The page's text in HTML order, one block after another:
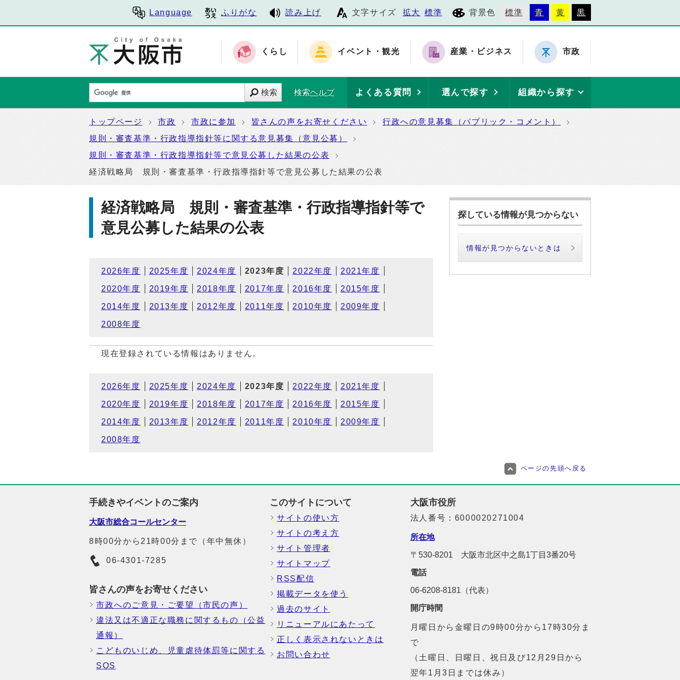
Language ふりがな 読み上げ 文字サイズ 拡大 標準 背景色 標準 青 黄 黒
くらし イベント・観光 産業・ビジネス 市政
検索 検索ヘルプ よくある質問 選んで探す 組織から探す
トップページ 市政 市政に参加 皆さんの声をお寄せください
行政への意見募集（パブリック・コメント）
規則・審査基準・行政指導指針等に関する意見募集（意見公募）
規則・審査基準・行政指導指針等で意見公募した結果の公表
経済戦略局 規則・審査基準・行政指導指針等で意見公募した結果の公表
経済戦略局 規則・審査基準・行政指導指針等で
意見公募した結果の公表
2026年度 2025年度 2024年度 2023年度 2022年度 2021年度
2020年度 2019年度 2018年度 2017年度 2016年度 2015年度
2014年度 2013年度 2012年度 2011年度 2010年度 2009年度
2008年度
現在登録されている情報はありません。
2026年度 2025年度 2024年度 2023年度 2022年度 2021年度
2020年度 2019年度 2018年度 2017年度 2016年度 2015年度
2014年度 2013年度 2012年度 2011年度 2010年度 2009年度
2008年度
探している情報が見つからない
情報が見つからないときは
ページの先頭へ戻る
手続きやイベントのご案内
大阪市総合コールセンター
8時00分から21時00分まで（年中無休）
06-4301-7285
皆さんの声をお寄せください
市政へのご意見・ご要望（市民の声）
違法又は不適正な職務に関するもの（公益
通報）
こどものいじめ、児童虐待体罰等に関する
SOS
このサイトについて
サイトの使い方
サイトの考え方
サイト管理者
サイトマップ
RSS配信
掲載データを使う
過去のサイト
リニューアルにあたって
正しく表示されないときは
お問い合わせ
大阪市役所
法人番号：6000020271004
所在地
〒530-8201 大阪市北区中之島1丁目3番20号
電話
06-6208-8181（代表）
開庁時間
月曜日から金曜日の9時00分から17時30分ま
で
（土曜日、日曜日、祝日及び12月29日から
翌年1月3日までは休み）